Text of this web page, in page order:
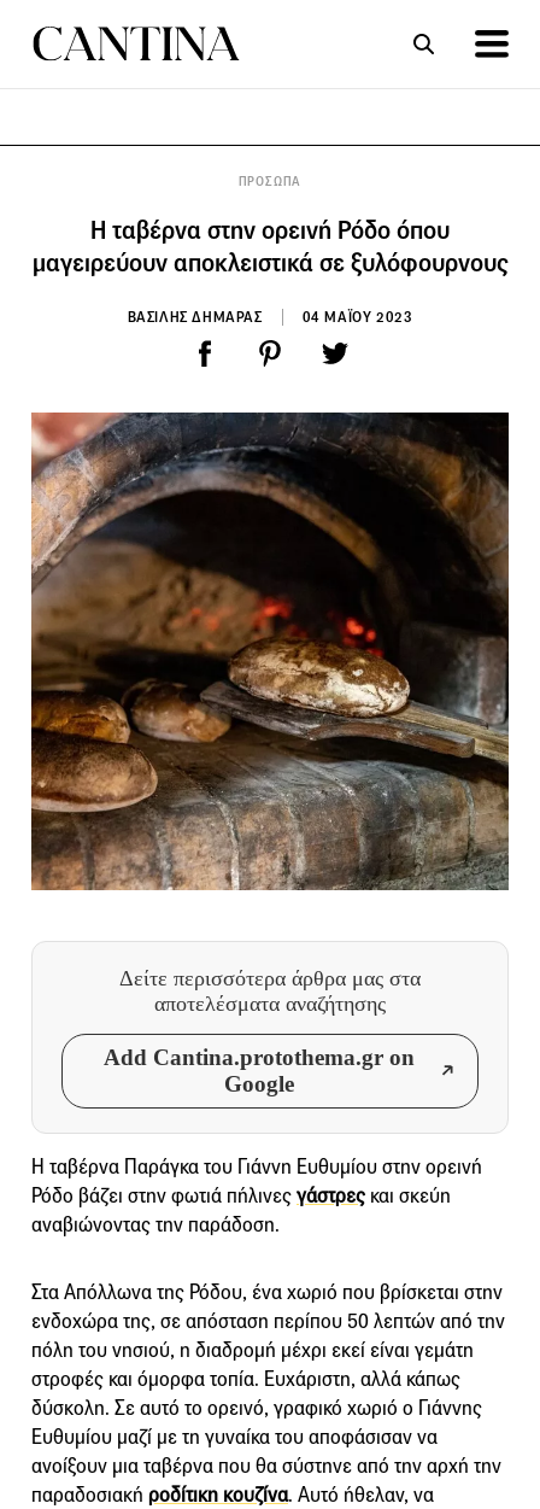
ΠΡΟΣΩΠΑ
Η ταβέρνα στην ορεινή Ρόδο όπου
μαγειρεύουν αποκλειστικά σε ξυλόφουρνους
ΒΑΣΙΛΗΣ ΔΗΜΑΡΑΣ 04 ΜΑΪΟΥ 2023
Δείτε περισσότερα άρθρα μας στα
αποτελέσματα αναζήτησης
Add Cantina.protothema.gr on
Google
Η ταβέρνα Παράγκα του Γιάννη Ευθυμίου στην ορεινή
Ρόδο βάζει στην φωτιά πήλινεςγάστρες και σκεύη
αναβιώνοντας την παράδοση.
Στα Απόλλωνα της Ρόδου, ένα χωριό που βρίσκεται στην
ενδοχώρα της, σε απόσταση περίπου 50 λεπτών από την
πόλη του νησιού, η διαδρομή μέχρι εκεί είναι γεμάτη
στροφές και όμορφα τοπία. Ευχάριστη, αλλά κάπως
δύσκολη. Σε αυτό το ορεινό, γραφικό χωριό ο Γιάννης
Ευθυμίου μαζί με τη γυναίκα του αποφάσισαν να
ανοίξουν μια ταβέρνα που θα σύστηνε από την αρχή την
παραδοσιακή ροδίτικη κουζίνα. Αυτό ήθελαν, να